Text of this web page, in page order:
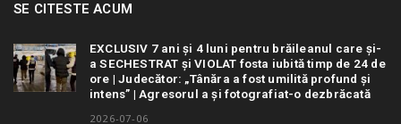
SE CITESTE ACUM
EXCLUSIV 7 ani și 4 luni pentru brăileanul care și-
a SECHESTRAT și VIOLAT fosta iubită timp de 24 de
ore | Judecător: „Tânăra a fost umilită profund și
intens” | Agresorul a și fotografiat-o dezbrăcată
2026-07-06